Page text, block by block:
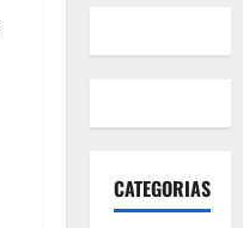
CATEGORIAS